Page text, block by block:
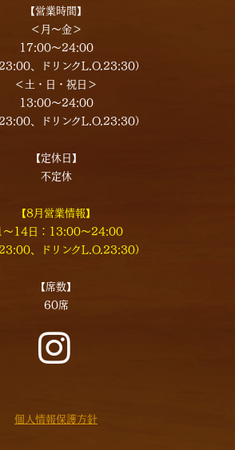
【営業時間】
＜月～金＞
17:00～24:00
、ドリンクL.O.23:30）
＜土・日・祝日＞
13:00～24:00
、ドリンクL.O.23:30）
【定休日】
不定休
【8月営業情報】
〜14日：13:00〜24:00
、ドリンクL.O.23:30）
【席数】
60席
個人情報保護方針